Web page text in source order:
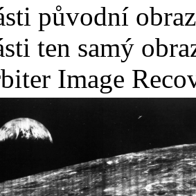
původní
ten samý
Image